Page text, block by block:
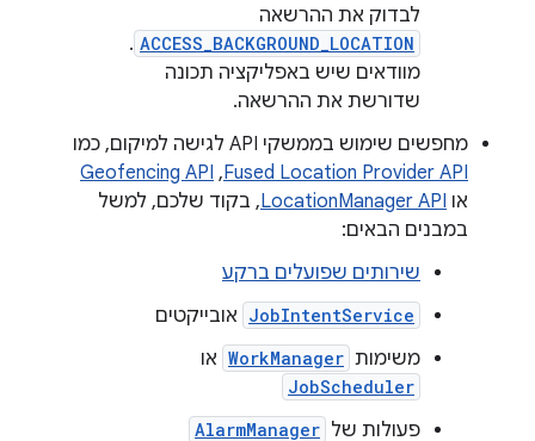
לבדוק את ההרשאה
ACCESS_BACKGROUND_LOCATION
.
מוודאים שיש באפליקציה תכונה
שדורשת את ההרשאה.
מחפשים שימוש בממשקי API לגישה למיקום, כמו
Fused Location Provider API
,‏
Geofencing API
או LocationManager API, בקוד שלכם, למשל
במבנים הבאים:
שירותים שפועלים ברקע
JobIntentService אובייקטים
משימות WorkManager או
JobScheduler
פעולות של AlarmManager